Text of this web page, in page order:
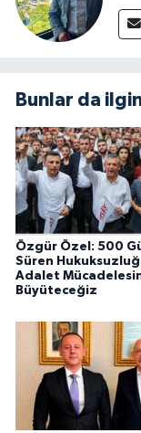
Bunlar da
Özgür Özel: 500
Süren
Adalet
Büyüteceğiz